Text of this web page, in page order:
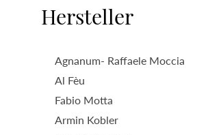
Hersteller
Agnanum- Raffaele Moccia
Al Fèu
Fabio Motta
Armin Kobler